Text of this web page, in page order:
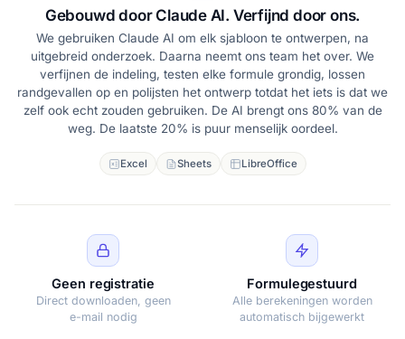
Gebouwd door Claude AI. Verfijnd door ons.
We gebruiken Claude AI om elk sjabloon te ontwerpen, na
uitgebreid onderzoek. Daarna neemt ons team het over. We
verfijnen de indeling, testen elke formule grondig, lossen
randgevallen op en polijsten het ontwerp totdat het iets is dat we
zelf ook echt zouden gebruiken. De AI brengt ons 80% van de
weg. De laatste 20% is puur menselijk oordeel.
Excel Sheets LibreOffice
Geen registratie
Direct downloaden, geen
e-mail nodig
Formulegestuurd
Alle berekeningen worden
automatisch bijgewerkt